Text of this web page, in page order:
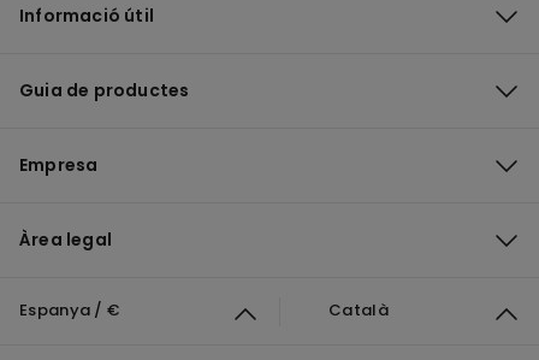
Informació útil
Guia de productes
Empresa
Àrea legal
Espanya / € Català